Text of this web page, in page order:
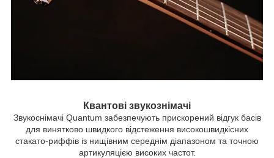
Квантові звукознімачі
Звукоснімачі Quantum забезпечують прискорений відгук басів
для винятково швидкого відстеження високошвидкісних
стакато-риффів із нищівним середнім діапазоном та точною
артикуляцією високих частот.